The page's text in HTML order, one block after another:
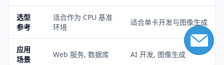
选型
参考
适合作为 CPU 基准
环境
适合单卡开发与图像生成
应用
场景
Web 服务, 数据库 AI 开发, 图像生成